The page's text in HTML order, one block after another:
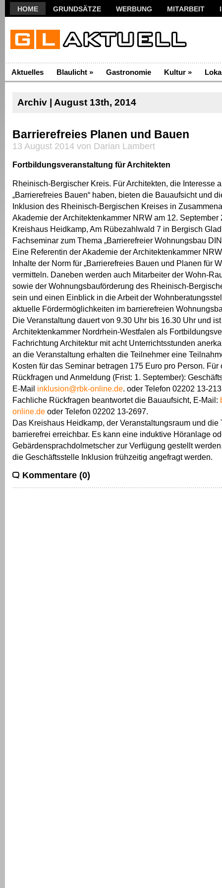
HOME GRUNDSÄTZE WERBUNG MITARBEIT
Aktuelles Blaulicht » Gastronomie Kultur »
Archiv | August 13th, 2014
Barrierefreies Planen und Bauen
13 August 2014 von Darian Lambert
Fortbildungsveranstaltung für Architekten
Rheinisch-Bergischer Kreis. Für Architekten, die Interesse
„Barrierefreies Bauen“ haben, bieten die Bauaufsicht und
Inklusion des Rheinisch-Bergischen Kreises in
Akademie der Architektenkammer NRW am 12. September
Kreishaus Heidkamp, Am Rübezahlwald 7 in Bergisch
Fachseminar zum Thema „Barrierefreier Wohnungsbau
Eine Referentin der Akademie der Architektenkammer
Inhalte der Norm für „Barrierefreies Bauen und Planen für
vermitteln. Daneben werden auch Mitarbeiter der Wohn-
sowie der Wohnungsbauförderung des Rheinisch-
sein und einen Einblick in die Arbeit der
aktuelle Fördermöglichkeiten im barrierefreien
Die Veranstaltung dauert von 9.30 Uhr bis 16.30 Uhr und
Architektenkammer Nordrhein-Westfalen als
Fachrichtung Architektur mit acht Unterrichtsstunden
an die Veranstaltung erhalten die Teilnehmer eine
Kosten für das Seminar betragen 175 Euro pro Person. Für
Rückfragen und Anmeldung (Frist: 1. September):
E-Mail inklusion@rbk-online.de. oder Telefon 02202 13-
Fachliche Rückfragen beantwortet die Bauaufsicht, E-Mail:
online.de oder Telefon 02202 13-2697.
Das Kreishaus Heidkamp, der Veranstaltungsraum und die
barrierefrei erreichbar. Es kann eine induktive Höranlage
Gebärdensprachdolmetscher zur Verfügung gestellt
die Geschäftsstelle Inklusion frühzeitig angefragt werden.
Kommentare (0)